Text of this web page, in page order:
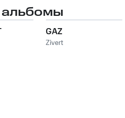
GAZ
Zivert